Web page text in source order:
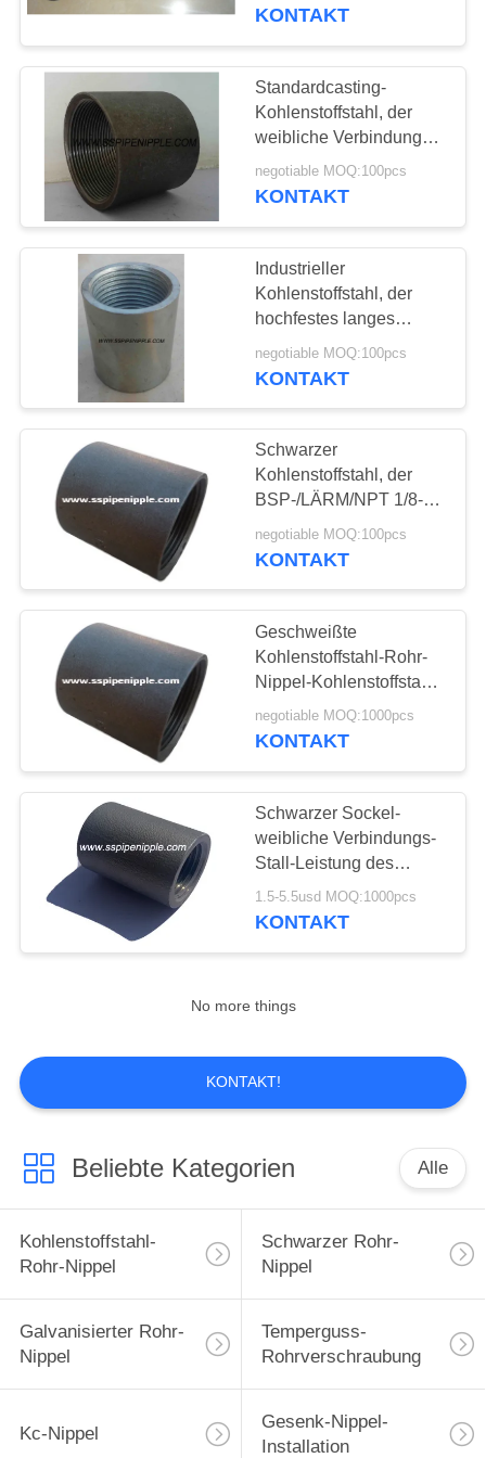
TRETEN
SIE
UNS
VERBINDUNG
FORDERN
ZITAT
SITEMAP
PRIVACY
POLICY
Galvanisierter Rohr-
Nippel
Temperguss-
Rohrverschraubung
Kc-Nippel
Gesenk-Nippel-
Installation
5
Edelstahl-Rohr-
Nippel
Aluminiumrohr-
Nippel
verringernd
KONTAKT
Standardcasting-
Kohlenstoffstahl, der
weibliche Verbindungs-
Gleichgestellt-Form
verbindet
negotiable MOQ:100pcs
KONTAKT
Industrieller
Kohlenstoffstahl, der
hochfestes langes
DIN2986 Berufsleben
verbindet
negotiable MOQ:100pcs
KONTAKT
Schwarzer
Kohlenstoffstahl, der
BSP-/LÄRM/NPT 1/8-8“
Außendurchmesser
verbindet
negotiable MOQ:100pcs
KONTAKT
Geschweißte
Kohlenstoffstahl-Rohr-
Nippel-Kohlenstoffstahl-
Sockel-Schweißungs-
Installationen
negotiable MOQ:1000pcs
KONTAKT
Schwarzer Sockel-
weibliche Verbindungs-
Stall-Leistung des
harten Stahls
1.5-5.5usd MOQ:1000pcs
KONTAKT
No more things
KONTAKT!
Beliebte Kategorien Alle
Kohlenstoffstahl-
Rohr-Nippel
Schwarzer Rohr-
Nippel
Galvanisierter Rohr-
Nippel
Temperguss-
Rohrverschraubung
Kc-Nippel
Gesenk-Nippel-
Installation